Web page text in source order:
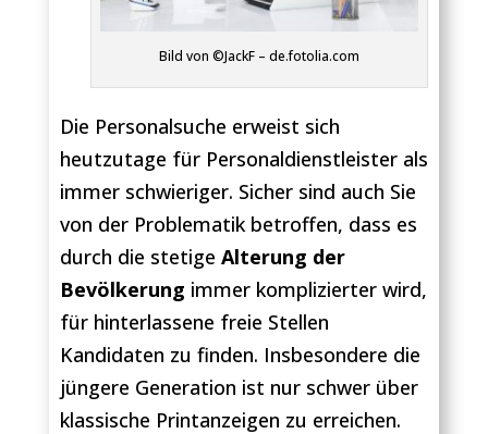
Bild von ©JackF – de.fotolia.com
Die Personalsuche erweist sich
heutzutage für Personaldienstleister als
immer schwieriger. Sicher sind auch Sie
von der Problematik betroffen, dass es
durch die stetige Alterung der
Bevölkerung immer komplizierter wird,
für hinterlassene freie Stellen
Kandidaten zu finden. Insbesondere die
jüngere Generation ist nur schwer über
klassische Printanzeigen zu erreichen.